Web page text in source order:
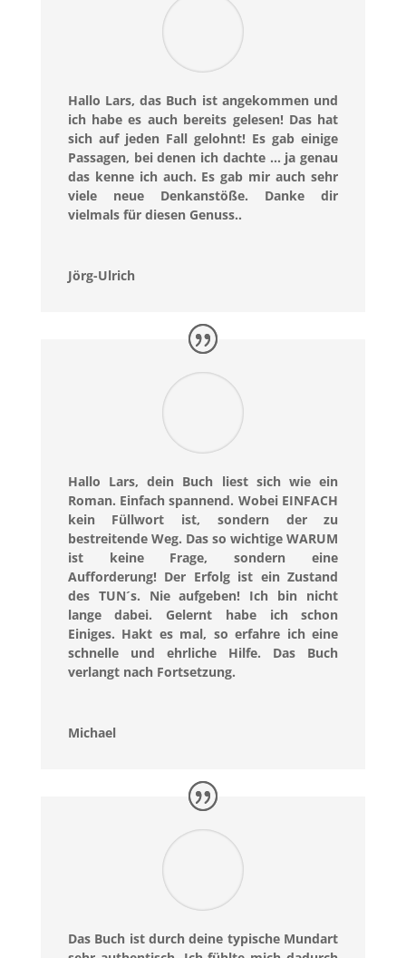
Hallo Lars, das Buch ist angekommen und
ich habe es auch bereits gelesen! Das hat
sich auf jeden Fall gelohnt! Es gab einige
Passagen, bei denen ich dachte … ja genau
das kenne ich auch. Es gab mir auch sehr
viele neue Denkanstöße. Danke dir
vielmals für diesen Genuss..
Jörg-Ulrich
Hallo Lars, dein Buch liest sich wie ein
Roman. Einfach spannend. Wobei EINFACH
kein Füllwort ist, sondern der zu
bestreitende Weg. Das so wichtige WARUM
ist keine Frage, sondern eine
Aufforderung! Der Erfolg ist ein Zustand
des TUN´s. Nie aufgeben! Ich bin nicht
lange dabei. Gelernt habe ich schon
Einiges. Hakt es mal, so erfahre ich eine
schnelle und ehrliche Hilfe. Das Buch
verlangt nach Fortsetzung.
Michael
Das Buch ist durch deine typische Mundart